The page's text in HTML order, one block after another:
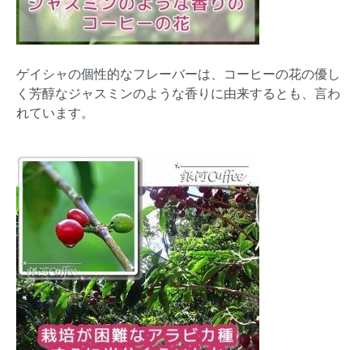
ゲイシャの個性的なフレーバーは、コーヒーの花の優し
く芳醇なジャスミンのような香りに由来するとも、言わ
れています。